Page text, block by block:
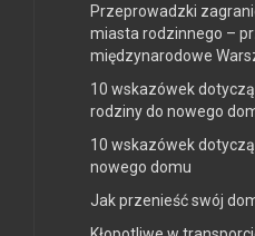
Przeprowadzki
miasta rodzinnego –
międzynarodowe
10 wskazówek
rodziny do nowego
10 wskazówek
nowego domu
Jak przenieść swój